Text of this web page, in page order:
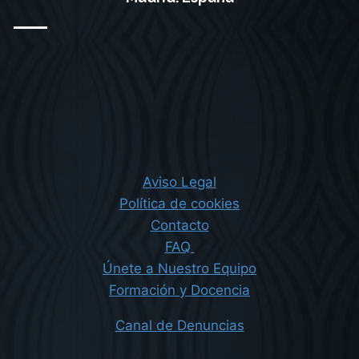
Aviso Legal
Política de cookies
Contacto
FAQ
Únete a Nuestro Equipo
Formación y Docencia
Canal de Denuncias